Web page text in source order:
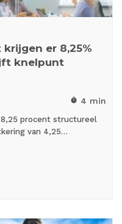
er 8,25%
knelpunt
timer 4 min
procent structureel
van 4,25…